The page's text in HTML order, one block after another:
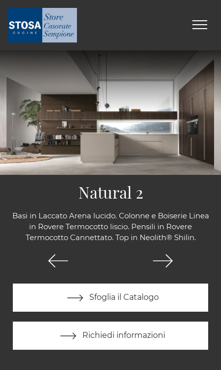
Basi in Laccato Arena lucido. Colonne e Boiserie Linea
in Rovere Termocotto liscio. Pensili in Rovere
Termocotto Cannettato. Top in Neolith® Shilin.
Sfoglia il Catalogo
Richiedi informazioni
Natural 2